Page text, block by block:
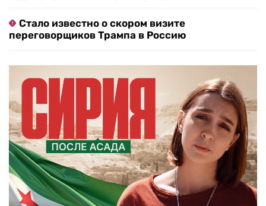
Стало известно о скором визите
переговорщиков Трампа в Россию